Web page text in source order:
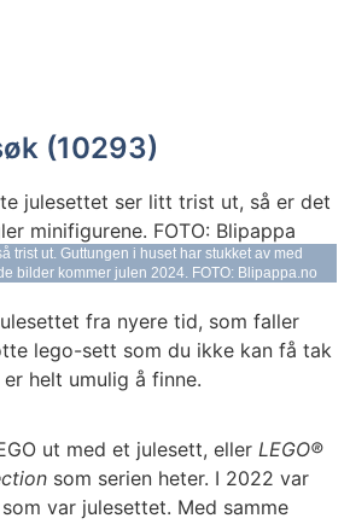
(10293)
trist ut. Guttungen i huset har stukket av med
bilder kommer julen 2024. FOTO: Blipappa.no
fra nyere tid, som faller
lego-sett som du ikke kan få tak
helt umulig å finne.
ut med et julesett, eller LEGO®
som serien heter. I 2022 var
var julesettet. Med samme